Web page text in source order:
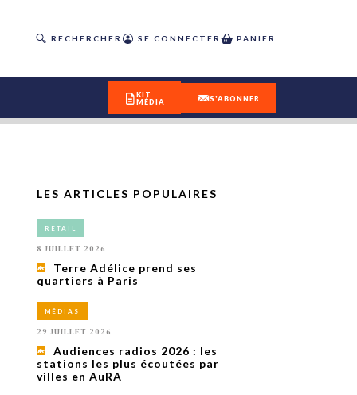
RECHERCHER SE CONNECTER PANIER
de
KIT
MÉDIA
S'ABONNER
LES ARTICLES POPULAIRES
RETAIL
8 JUILLET 2026
Terre Adélice prend ses
quartiers à Paris
MÉDIAS
29 JUILLET 2026
Audiences radios 2026 : les
stations les plus écoutées par
villes en AuRA